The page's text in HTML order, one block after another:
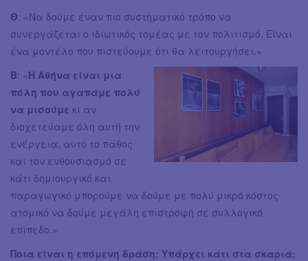
Θ: «Να δούμε έναν πιο συστηματικό τρόπο να
συνεργάζεται ο ιδιωτικός τομέας με τον πολιτισμό. Είναι
ένα μοντέλο που πιστεύουμε ότι θα λειτουργήσει.»
Β: «Η Αθήνα είναι μια
πόλη που αγαπάμε πολύ
να μισούμε κι αν
διοχετεύαμε όλη αυτή την
ενέργεια, αυτό το πάθος
και τον ενθουσιασμό σε
κάτι δημιουργικό και
παραγωγικό μπορούμε να δούμε με πολύ μικρό κόστος
ατομικό να δούμε μεγάλη επιστροφή σε συλλογικό
επίπεδο.»
Ποια είναι η επόμενη δράση; Υπάρχει κάτι στα σκαριά;